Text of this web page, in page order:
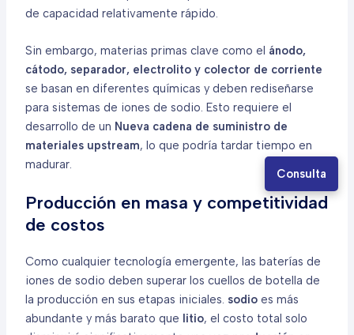
de capacidad relativamente rápido.
Sin embargo, materias primas clave como el ánodo,
cátodo, separador, electrolito y colector de corriente
se basan en diferentes químicas y deben rediseñarse
para sistemas de iones de sodio. Esto requiere el
desarrollo de un Nueva cadena de suministro de
materiales upstream, lo que podría tardar tiempo en
madurar.
Producción en masa y competitividad
de costos
Como cualquier tecnología emergente, las baterías de
iones de sodio deben superar los cuellos de botella de
la producción en sus etapas iniciales. sodioes más
abundante y más barato que litio, el costo total solo
Consulta